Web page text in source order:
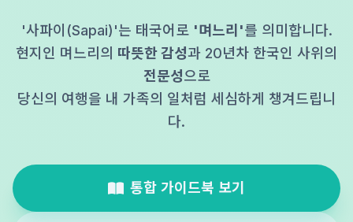
'사파이(Sapai)'는 태국어로 '며느리'를 의미합니다.
현지인 며느리의 따뜻한 감성과 20년차 한국인 사위의
전문성으로
당신의 여행을 내 가족의 일처럼 세심하게 챙겨드립니
다.
통합 가이드북 보기